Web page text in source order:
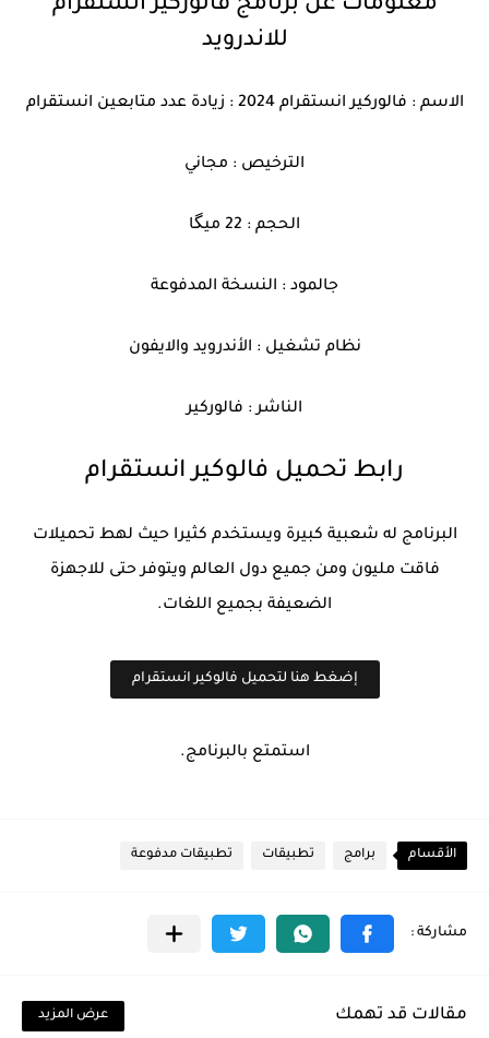
معلومات عن برنامج فالوركير انستقرام
للاندرويد
الاسم : فالوركير انستقرام 2024 : زيادة عدد متابعين انستقرام
الترخيص : مجاني
الحجم : 22 ميگا
جالمود : النسخة المدفوعة
نظام تشغيل : الأندرويد والايفون
الناشر : فالوركير
رابط تحميل فالوكير انستقرام
البرنامج له شعبية كبيرة ويستخدم كثيرا حيث لهط تحميلات
فاقت مليون ومن جميع دول العالم ويتوفر حتى للاجهزة
الضعيفة بجميع اللغات.
إضغط هنا لتحميل فالوكير انستقرام
استمتع بالبرنامج.
الأقسام برامج تطبيقات تطبيقات مدفوعة
مقالات قد تهمك عرض المزيد